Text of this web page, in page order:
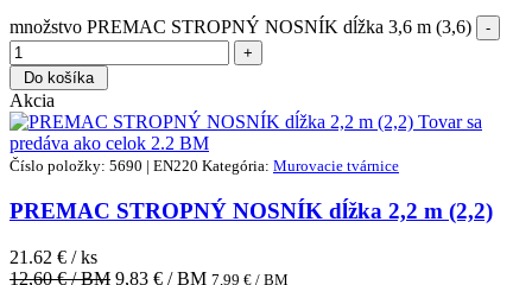
množstvo PREMAC STROPNÝ NOSNÍK dĺžka 3,6 m (3,6)
Do košíka
Akcia
Tovar sa
predáva ako celok 2.2 BM
Číslo položky: 5690 | EN220 Kategória: Murovacie tvárnice
PREMAC STROPNÝ NOSNÍK dĺžka 2,2 m (2,2)
21.62 € / ks
12,60€ / BM 9,83 € / BM 7,99 € / BM